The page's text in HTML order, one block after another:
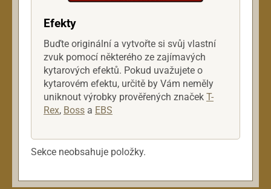
Efekty
Buďte originální a vytvořte si svůj vlastní
zvuk pomocí některého ze zajímavých
kytarových efektů. Pokud uvažujete o
kytarovém efektu, určitě by Vám neměly
uniknout výrobky prověřených značek T-
Rex, Boss a EBS
Sekce neobsahuje položky.
Distortion, Overdrive, Fuzz
Kompresor, Sustainer
Ladičky pedálové
Multiefekty, Stompboxy
Pedalboardy, Ostatní
Wah-Wah, Volume pedály
Pedalboardy